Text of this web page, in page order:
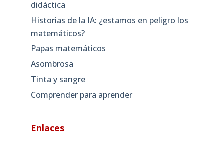
didáctica
Historias de la IA: ¿estamos en peligro los
matemáticos?
Papas matemáticos
Asombrosa
Tinta y sangre
Comprender para aprender
Enlaces